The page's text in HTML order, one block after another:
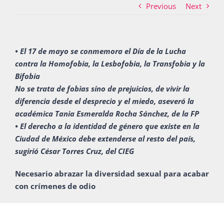
Blog
Recursos
Previous Next
• El 17 de mayo se conmemora el Día de la Lucha
contra la Homofobia, la Lesbofobia, la Transfobia y la
Bifobia
No se trata de fobias sino de prejuicios, de vivir la
diferencia desde el desprecio y el miedo, aseveró la
académica Tania Esmeralda Rocha Sánchez, de la FP
• El derecho a la identidad de género que existe en la
Ciudad de México debe extenderse al resto del país,
sugirió César Torres Cruz, del CIEG
Necesario abrazar la diversidad sexual para acabar
con crímenes de odio